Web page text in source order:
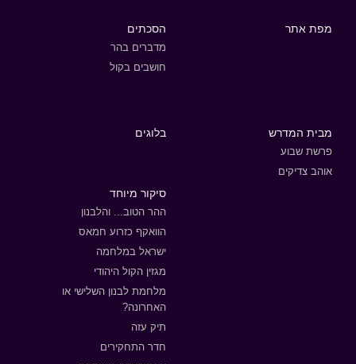
מפת אתר הסכתים
מדברים בהר
חושבים בקול
מבית המדרש
פרשת שבוע
אוהב צדיקים
בלוגים
סיקור מיוחד
ההר הטוב... והלבנון
הוואקף כזרוע חמאס
ישראל במלחמה
מגזין הקול היהודי
מלחמת לבנון השלישי או
האחרונה?
תיק עזה
חדר התחקירים